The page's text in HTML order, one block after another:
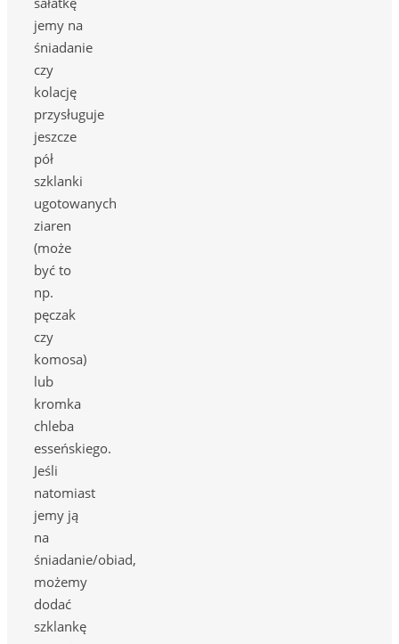
jemy na
śniadanie
czy
kolację
przysługuje
jeszcze
pół
szklanki
ugotowanych
ziaren
(może
być to
np.
pęczak
czy
komosa)
lub
kromka
chleba
esseńskiego.
Jeśli
natomiast
jemy ją
na
śniadanie/obiad,
możemy
dodać
szklankę